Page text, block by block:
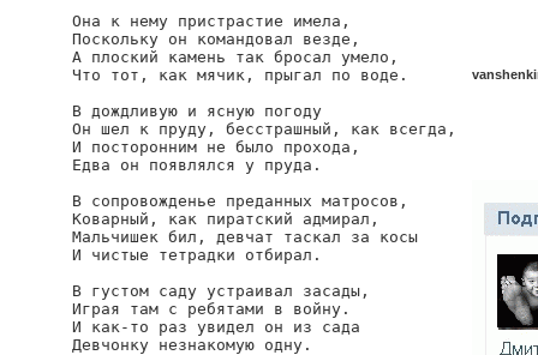
Она к нему пристрастие имела,
Поскольку он командовал везде,
А плоский камень так бросал умело,
Что тот, как мячик, прыгал по воде.
В дождливую и ясную погоду
Он шел к пруду, бесстрашный, как всегда,
И посторонним не было прохода,
Едва он появлялся у пруда.
В сопровожденье преданных матросов,
Коварный, как пиратский адмирал,
Мальчишек бил, девчат таскал за косы
И чистые тетрадки отбирал.
В густом саду устраивал засады,
Играя там с ребятами в войну.
И как-то раз увидел он из сада
Девчонку незнакомую одну.